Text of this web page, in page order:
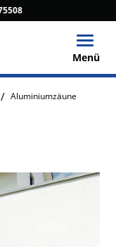
Menü
/ Aluminiumzäune